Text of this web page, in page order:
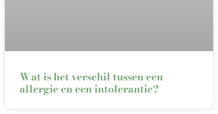
Wat is het verschil tussen een
allergie en een intolerantie?